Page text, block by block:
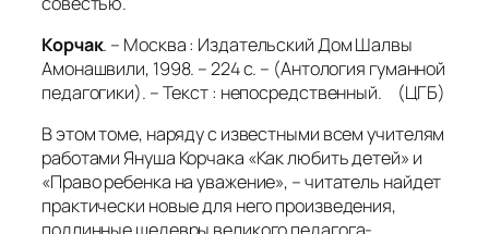
Корчак. – Москва : Издательский Дом Шалвы
Амонашвили, 1998. – 224 с. – (Антология гуманной
педагогики). – Текст : непосредственный. (ЦГБ)
В этом томе, наряду с известными всем учителям
работами Януша Корчака «Как любить детей» и
«Право ребенка на уважение», – читатель найдет
практически новые для него произведения,